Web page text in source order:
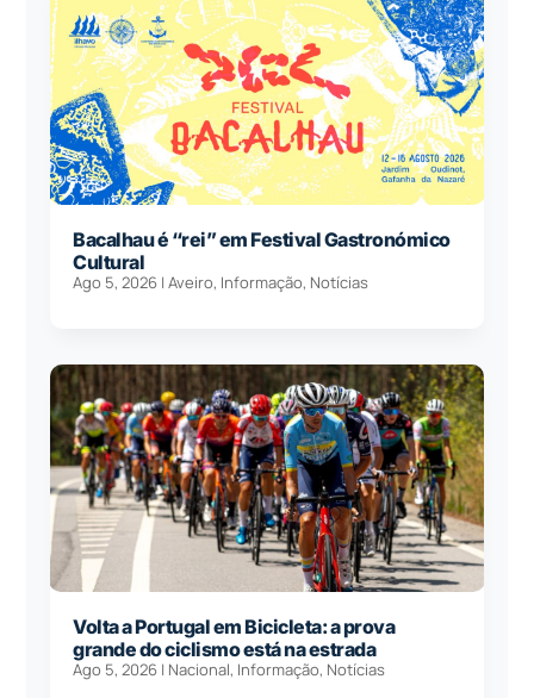
Bacalhau é “rei” em Festival Gastronómico
Cultural
Ago 5, 2026 |Aveiro, Informação, Notícias
Volta a Portugal em Bicicleta: a prova
grande do ciclismo está na estrada
Ago 5, 2026 | Nacional, Informação, Notícias